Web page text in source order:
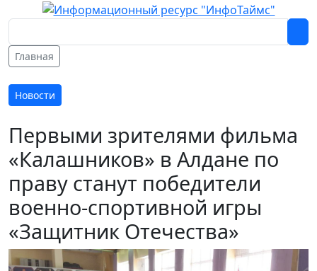
Главная
Новости
Первыми зрителями фильма
«Калашников» в Алдане по
праву станут победители
военно-спортивной игры
«Защитник Отечества»